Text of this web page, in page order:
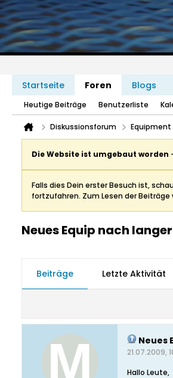
Startseite Foren Blogs
Heutige Beiträge Benutzerliste
Diskussionsforum Equipment
Die Website ist umgebaut worden
Falls dies Dein erster Besuch ist,
fortzufahren. Zum Lesen der
Neues Equip nach
Beiträge Letzte Aktivität
Neues
21.07.2009,
Hallo Leute,